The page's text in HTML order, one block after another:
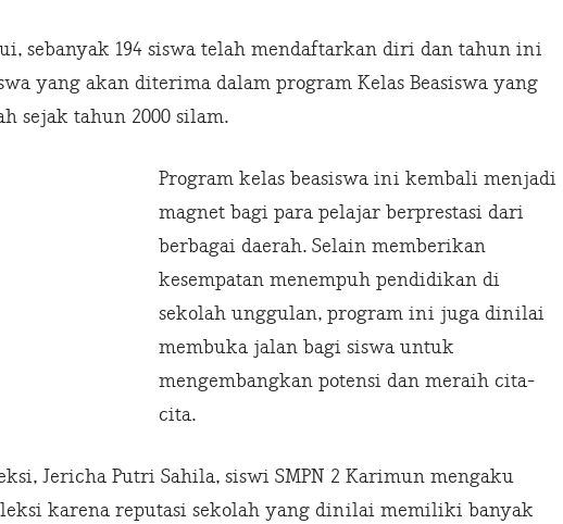
sebanyak 194 siswa telah mendaftarkan diri dan tahun ini
yang akan diterima dalam program Kelas Beasiswa yang
sejak tahun 2000 silam.
Program kelas beasiswa ini kembali menjadi
magnet bagi para pelajar berprestasi dari
berbagai daerah. Selain memberikan
kesempatan menempuh pendidikan di
sekolah unggulan, program ini juga dinilai
membuka jalan bagi siswa untuk
mengembangkan potensi dan meraih cita-
cita.
Jericha Putri Sahila, siswi SMPN 2 Karimun mengaku
karena reputasi sekolah yang dinilai memiliki banyak